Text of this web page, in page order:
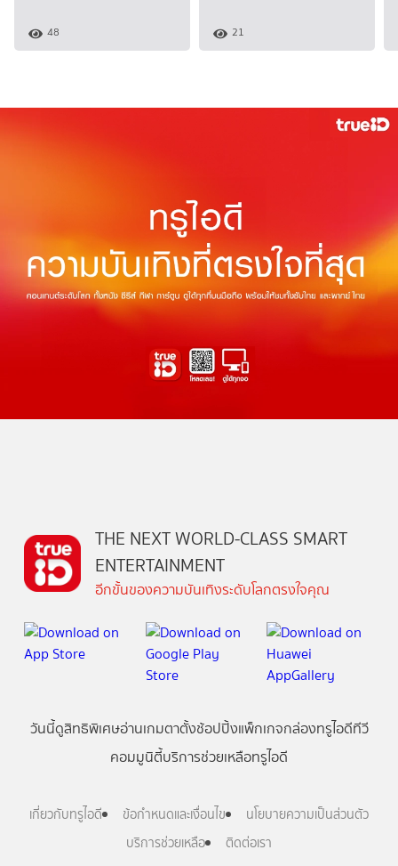
48 21
THE NEXT WORLD-CLASS SMART
ENTERTAINMENT
อีกขั้นของความบันเทิงระดับโลกตรงใจคุณ
วันนี้ดูสิทธิพิเศษอ่านเกมตาตั้งช้อปปิ้งแพ็กเกจกล่องทรูไอดีทีวี
คอมมูนิตี้บริการช่วยเหลือทรูไอดี
เกี่ยวกับทรูไอดี ข้อกำหนดและเงื่อนไข
นโยบายความเป็นส่วนตัว
บริการช่วยเหลือ
ติดต่อเรา